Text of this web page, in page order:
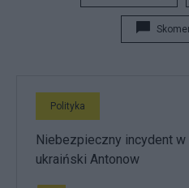
Polityka
Niebezpieczny incydent w
ukraiński Antonow